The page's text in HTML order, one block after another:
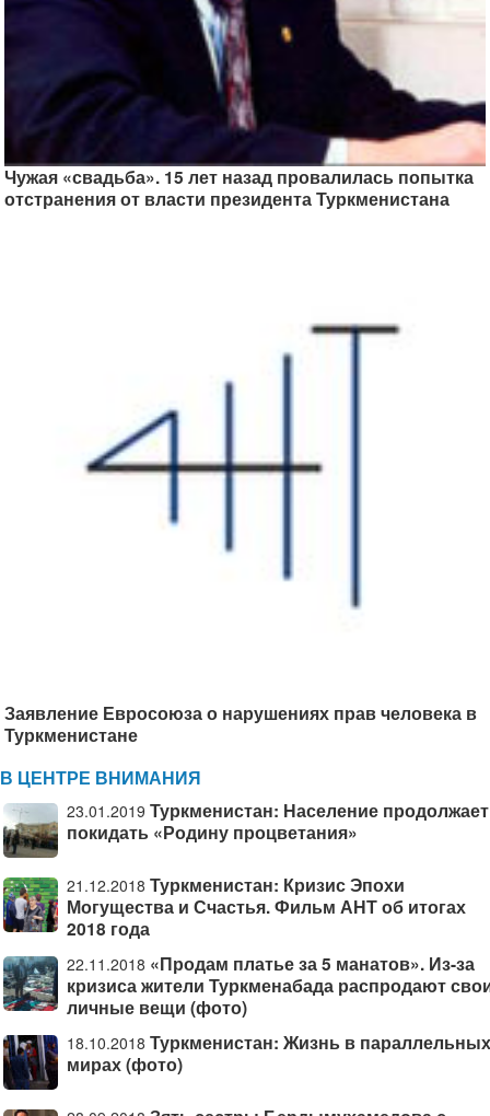
Чужая «свадьба». 15 лет назад провалилась попытка
отстранения от власти президента Туркменистана
Заявление Евросоюза о нарушениях прав человека в
Туркменистане
В ЦЕНТРЕ ВНИМАНИЯ
23.01.2019 Туркменистан: Население продолжает
покидать «Родину процветания»
21.12.2018 Туркменистан: Кризис Эпохи
Могущества и Счастья. Фильм АНТ об итогах
2018 года
22.11.2018 «Продам платье за 5 манатов». Из-за
кризиса жители Туркменабада распродают
личные вещи (фото)
18.10.2018 Туркменистан: Жизнь в параллельных
мирах (фото)